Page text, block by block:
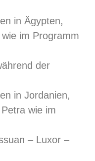
in Ägypten,
im Programm
der
in Jordanien,
wie im
– Luxor –